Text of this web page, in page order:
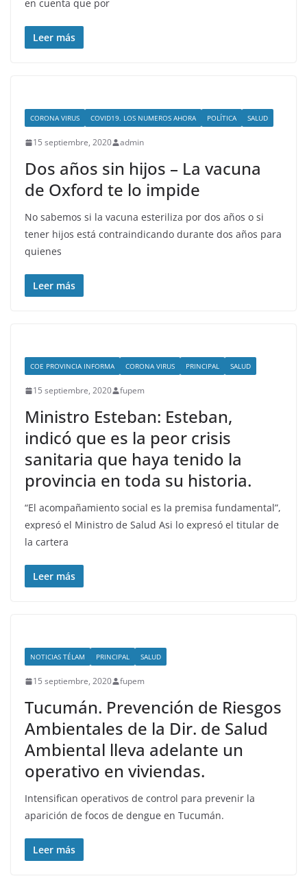
en cuenta que por
Leer más
CORONA VIRUS COVID19. LOS NUMEROS AHORA POLÍTICA SALUD
15 septiembre, 2020 admin
Dos años sin hijos – La vacuna
de Oxford te lo impide
No sabemos si la vacuna esteriliza por dos años o si
tener hijos está contraindicando durante dos años para
quienes
Leer más
COE PROVINCIA INFORMA CORONA VIRUS PRINCIPAL SALUD
15 septiembre, 2020 fupem
Ministro Esteban: Esteban,
indicó que es la peor crisis
sanitaria que haya tenido la
provincia en toda su historia.
“El acompañamiento social es la premisa fundamental”,
expresó el Ministro de Salud Asi lo expresó el titular de
la cartera
Leer más
NOTICIAS TÉLAM PRINCIPAL SALUD
15 septiembre, 2020 fupem
Tucumán. Prevención de Riesgos
Ambientales de la Dir. de Salud
Ambiental lleva adelante un
operativo en viviendas.
Intensifican operativos de control para prevenir la
aparición de focos de dengue en Tucumán.
Leer más